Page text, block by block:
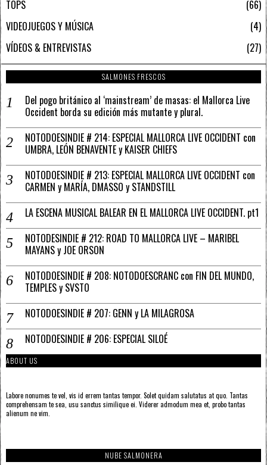
TOPS
66
VIDEOJUEGOS Y MÚSICA
4
VÍDEOS & ENTREVISTAS
27
SALMONES FRESCOS
Del pogo británico al ‘mainstream’ de masas: el Mallorca Live
Occident borda su edición más mutante y plural.
NOTODOESINDIE # 214: ESPECIAL MALLORCA LIVE OCCIDENT con
UMBRA, LEÓN BENAVENTE y KAISER CHIEFS
NOTODOESINDIE # 213: ESPECIAL MALLORCA LIVE OCCIDENT con
CARMEN y MARÍA, DMASSO y STANDSTILL
LA ESCENA MUSICAL BALEAR EN EL MALLORCA LIVE OCCIDENT. pt1
NOTODESINDIE # 212: ROAD TO MALLORCA LIVE – MARIBEL
MAYANS y JOE ORSON
NOTODOESINDIE # 208: NOTODOESCRANC con FIN DEL MUNDO,
TEMPLES y SVSTO
NOTODOESINDIE # 207: GENN y LA MILAGROSA
NOTODOESINDIE # 206: ESPECIAL SILOÉ
ABOUT US
Labore nonumes te vel, vis id errem tantas tempor. Solet quidam salutatus at quo. Tantas
comprehensam te sea, usu sanctus similique ei. Viderer admodum mea et, probo tantas
alienum ne vim.
NUBE SALMONERA